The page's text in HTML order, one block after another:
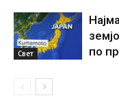
Свет
по